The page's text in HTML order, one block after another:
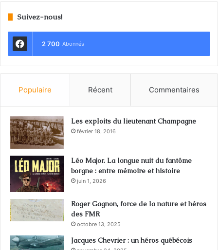
Suivez-nous!
2 700 Abonnés
Populaire Récent Commentaires
Les exploits du lieutenant Champagne
février 18, 2016
Léo Major. La longue nuit du fantôme
borgne : entre mémoire et histoire
juin 1, 2026
Roger Gagnon, force de la nature et héros
des FMR
octobre 13, 2025
Jacques Chevrier : un héros québécois